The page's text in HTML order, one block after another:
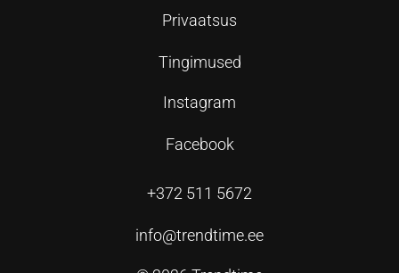
Privaatsus
Tingimused
Instagram
Facebook
+372 511 5672
info@trendtime.ee